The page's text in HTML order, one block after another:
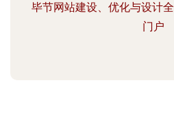
毕节网站建设、优化与设计
门户